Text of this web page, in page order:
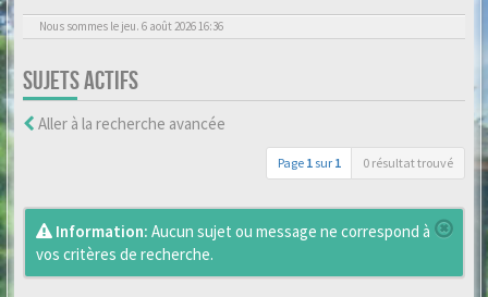
Nous sommes le jeu. 6 août 2026 16:36
SUJETS ACTIFS
Aller à la recherche avancée
Page 1 sur 1 0 résultat trouvé
Information: Aucun sujet ou message ne correspond à
vos critères de recherche.